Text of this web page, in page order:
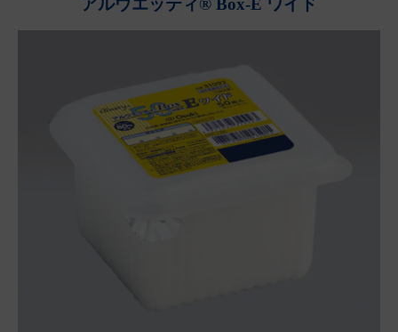
アルウエッティ® Box-E ワイド